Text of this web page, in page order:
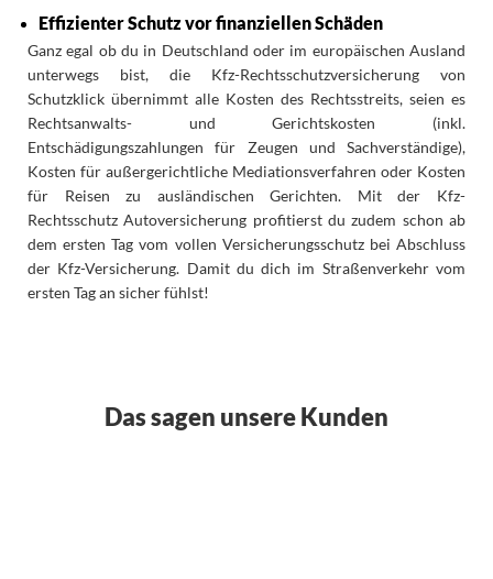
Effizienter Schutz vor finanziellen Schäden
Ganz egal ob du in Deutschland oder im europäischen Ausland
unterwegs bist, die Kfz-Rechtsschutzversicherung von
Schutzklick übernimmt alle Kosten des Rechtsstreits, seien es
Rechtsanwalts- und Gerichtskosten (inkl.
Entschädigungszahlungen für Zeugen und Sachverständige),
Kosten für außergerichtliche Mediationsverfahren oder Kosten
für Reisen zu ausländischen Gerichten. Mit der Kfz-
Rechtsschutz Autoversicherung profitierst du zudem schon ab
dem ersten Tag vom vollen Versicherungsschutz bei Abschluss
der Kfz-Versicherung. Damit du dich im Straßenverkehr vom
ersten Tag an sicher fühlst!
Das sagen unsere Kunden